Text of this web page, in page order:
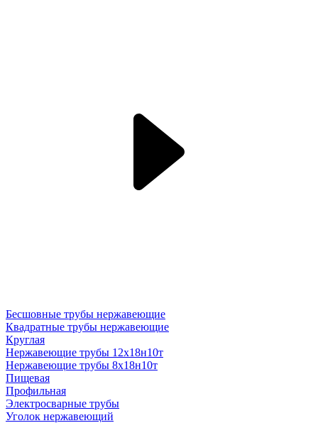
Бесшовные трубы нержавеющие
Квадратные трубы нержавеющие
Круглая
Нержавеющие трубы 12х18н10т
Нержавеющие трубы 8х18н10т
Пищевая
Профильная
Электросварные трубы
Уголок нержавеющий